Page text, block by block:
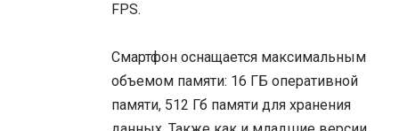
FPS.
Смартфон оснащается максимальным
объемом памяти: 16 ГБ оперативной
памяти, 512 Гб памяти для хранения